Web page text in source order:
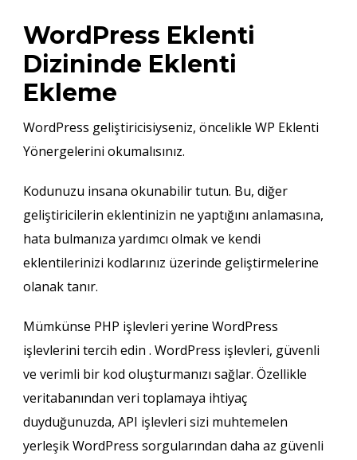
WordPress Eklenti
Dizininde Eklenti
Ekleme
WordPress geliştiricisiyseniz, öncelikle WP Eklenti
Yönergelerini okumalısınız.
Kodunuzu insana okunabilir tutun. Bu, diğer
geliştiricilerin eklentinizin ne yaptığını anlamasına,
hata bulmanıza yardımcı olmak ve kendi
eklentilerinizi kodlarınız üzerinde geliştirmelerine
olanak tanır.
Mümkünse PHP işlevleri yerine WordPress
işlevlerini tercih edin . WordPress işlevleri, güvenli
ve verimli bir kod oluşturmanızı sağlar. Özellikle
veritabanından veri toplamaya ihtiyaç
duyduğunuzda, API işlevleri sizi muhtemelen
yerleşik WordPress sorgularından daha az güvenli